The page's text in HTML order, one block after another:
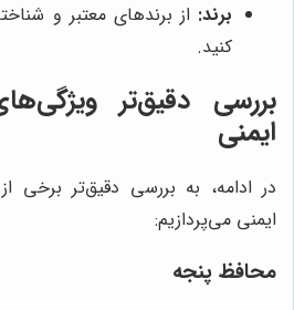
برند: از برندهای معتبر و
کنید.
بررسی دقیق‌تر
ایمنی
در ادامه، به بررسی دقیق‌تر برخی
ایمنی می‌پردازیم:
محافظ پنجه